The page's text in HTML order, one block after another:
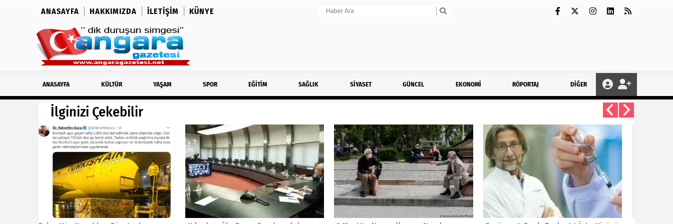
ANASAYFA HAKKIMIZDA İLETIŞIM KÜNYE
ANASAYFA KÜLTÜR YAŞAM SPOR EĞİTİM SAĞLIK SİYASET GÜNCEL EKONOMİ RÖPORTAJ DİĞER
İlginizi Çekebilir